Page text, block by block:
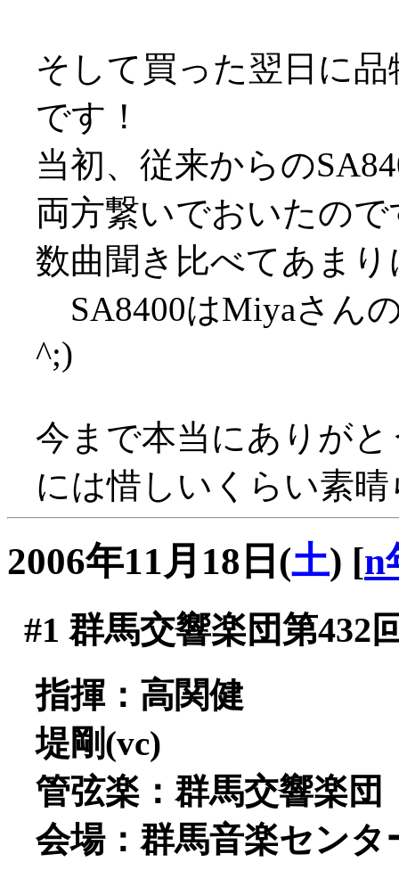
そして買った翌日に
です！
当初、従来からの
両方繋いでおいたので
数曲聞き比べてあま
SA8400はMiyaさん
^;)
今まで本当にありがと
には惜しいくらい素
2006年11月18日(土) [n
#1 群馬交響楽団第432
指揮：高関健
堤剛(vc)
管弦楽：群馬交響楽団
会場：群馬音楽センタ